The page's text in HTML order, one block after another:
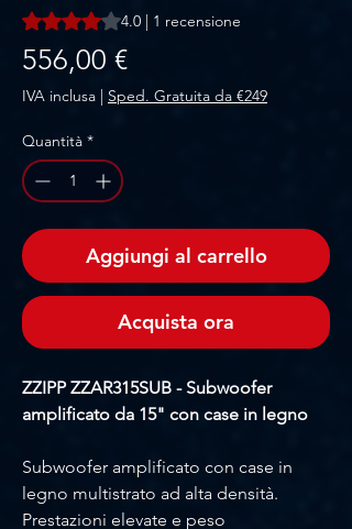
Sulla base di 1 recensione, la
4.0 | 1 recensione
556,00 €Prezzo
IVA inclusa | Sped. Gratuita da €249
Quantità *
Aggiungi al carrello
Acquista ora
ZZIPP ZZAR315SUB - Subwoofer
amplificato da 15" con case in legno
Subwoofer amplificato con case in
legno multistrato ad alta densità.
Prestazioni elevate e peso